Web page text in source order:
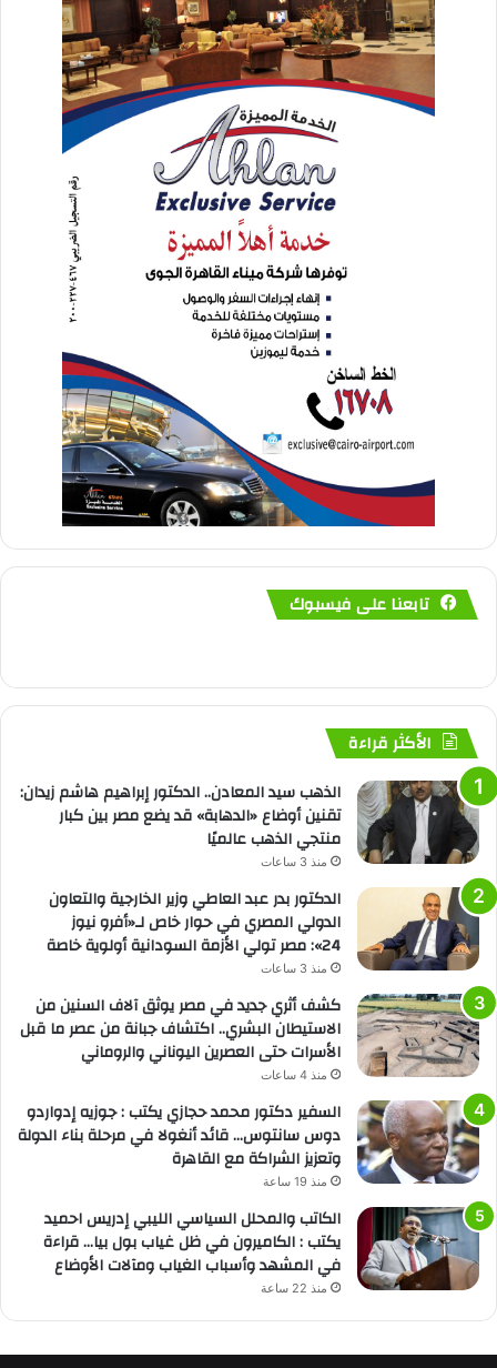
تابعنا على فيسبوك
الأكثر قراءة
الذهب سيد المعادن.. الدكتور إبراهيم هاشم زيدان:
تقنين أوضاع «الدهابة» قد يضع مصر بين كبار
منتجي الذهب عالميًا
منذ 3 ساعات
الدكتور بدر عبد العاطي وزير الخارجية والتعاون
الدولي المصري في حوار خاص لـ«أفرو نيوز
24»: مصر تولي الأزمة السودانية أولوية خاصة
منذ 3 ساعات
كشف أثري جديد في مصر يوثق آلاف السنين من
الاستيطان البشري.. اكتشاف جبانة من عصر ما قبل
الأسرات حتى العصرين اليوناني والروماني
منذ 4 ساعات
السفير دكتور محمد حجازي يكتب : جوزيه إدواردو
دوس سانتوس… قائد أنغولا في مرحلة بناء الدولة
وتعزيز الشراكة مع القاهرة
منذ 19 ساعة
الكاتب والمحلل السياسي الليبي إدريس احميد
يكتب : الكاميرون في ظل غياب بول بيا… قراءة
في المشهد وأسباب الغياب ومآلات الأوضاع
منذ 22 ساعة